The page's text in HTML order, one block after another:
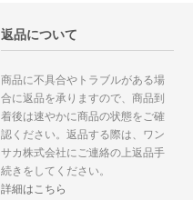
返品について
商品に不具合やトラブルがある場
合に返品を承りますので、商品到
着後は速やかに商品の状態をご確
認ください。返品する際は、ワン
サカ株式会社にご連絡の上返品手
続きをしてください。
詳細はこちら